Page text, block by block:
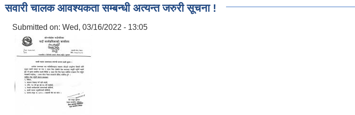
सवारी चालक आवश्यकता सम्बन्धी अत्यन्त जरुरी सूचना !
Submitted on: Wed, 03/16/2022 - 13:05